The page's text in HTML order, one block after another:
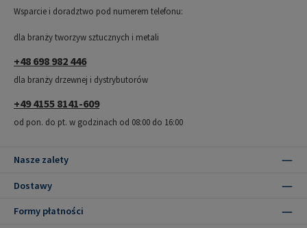
Wsparcie i doradztwo pod numerem telefonu:
dla branży tworzyw sztucznych i metali
+48 698 982 446
dla branży drzewnej i dystrybutorów
+49 4155 8141-609
od pon. do pt. w godzinach od 08:00 do 16:00
Nasze zalety
Dostawy
Formy płatności